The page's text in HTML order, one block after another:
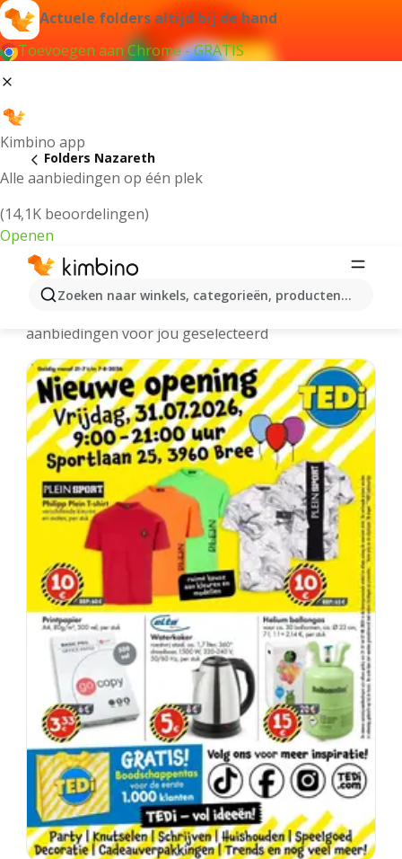
Actuele folders altijd bij de hand
Toevoegen aan Chrome - GRATIS
Kimbino app
Alle aanbiedingen op één plek
(14,1K beoordelingen)
Openen
Zoeken naar winkels, categorieën, producten...
Folders Nazareth
Nazareth folders online
aanbiedingen voor jou geselecteerd